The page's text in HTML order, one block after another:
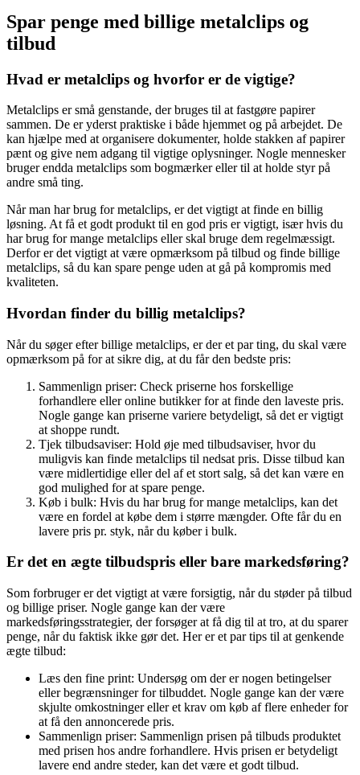
Spar penge med billige metalclips og
tilbud
Hvad er metalclips og hvorfor er de vigtige?
Metalclips er små genstande, der bruges til at fastgøre papirer
sammen. De er yderst praktiske i både hjemmet og på arbejdet. De
kan hjælpe med at organisere dokumenter, holde stakken af papirer
pænt og give nem adgang til vigtige oplysninger. Nogle mennesker
bruger endda metalclips som bogmærker eller til at holde styr på
andre små ting.
Når man har brug for metalclips, er det vigtigt at finde en billig
løsning. At få et godt produkt til en god pris er vigtigt, især hvis du
har brug for mange metalclips eller skal bruge dem regelmæssigt.
Derfor er det vigtigt at være opmærksom på tilbud og finde billige
metalclips, så du kan spare penge uden at gå på kompromis med
kvaliteten.
Hvordan finder du billig metalclips?
Når du søger efter billige metalclips, er der et par ting, du skal være
opmærksom på for at sikre dig, at du får den bedste pris:
Sammenlign priser: Check priserne hos forskellige
forhandlere eller online butikker for at finde den laveste pris.
Nogle gange kan priserne variere betydeligt, så det er vigtigt
at shoppe rundt.
Tjek tilbudsaviser: Hold øje med tilbudsaviser, hvor du
muligvis kan finde metalclips til nedsat pris. Disse tilbud kan
være midlertidige eller del af et stort salg, så det kan være en
god mulighed for at spare penge.
Køb i bulk: Hvis du har brug for mange metalclips, kan det
være en fordel at købe dem i større mængder. Ofte får du en
lavere pris pr. styk, når du køber i bulk.
Er det en ægte tilbudspris eller bare markedsføring?
Som forbruger er det vigtigt at være forsigtig, når du støder på tilbud
og billige priser. Nogle gange kan der være
markedsføringsstrategier, der forsøger at få dig til at tro, at du sparer
penge, når du faktisk ikke gør det. Her er et par tips til at genkende
ægte tilbud:
Læs den fine print: Undersøg om der er nogen betingelser
eller begrænsninger for tilbuddet. Nogle gange kan der være
skjulte omkostninger eller et krav om køb af flere enheder for
at få den annoncerede pris.
Sammenlign priser: Sammenlign prisen på tilbuds produktet
med prisen hos andre forhandlere. Hvis prisen er betydeligt
lavere end andre steder, kan det være et godt tilbud.